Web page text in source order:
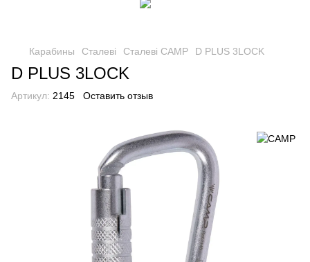
Карабины Сталеві Сталеві CAMP D PLUS 3LOCK
D PLUS 3LOCK
Артикул: 2145 Оставить отзыв